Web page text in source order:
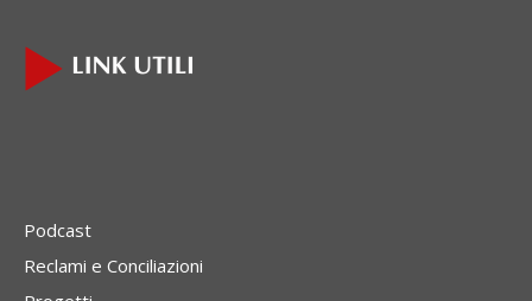
Podcast
Reclami e Conciliazioni